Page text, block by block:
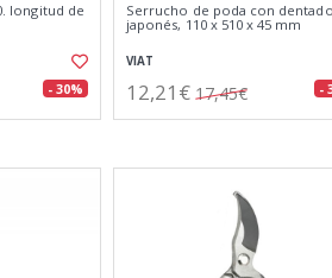
longitud de
- 30%
Serrucho de poda con dentado
japonés, 110 x 510 x 45 mm
VIAT
12,21€ 17,45€ -